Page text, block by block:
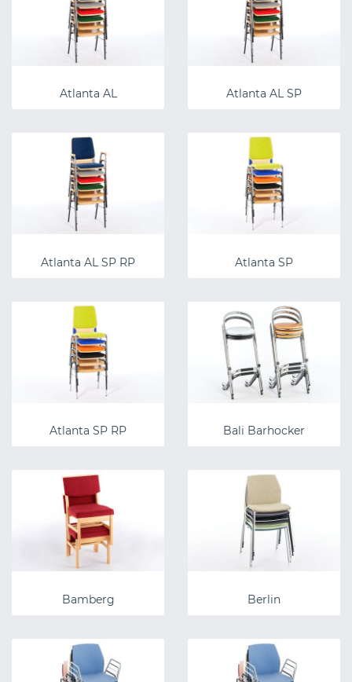
Atlanta AL Atlanta AL SP
Atlanta AL SP RP Atlanta SP
Atlanta SP RP Bali Barhocker
Bamberg Berlin